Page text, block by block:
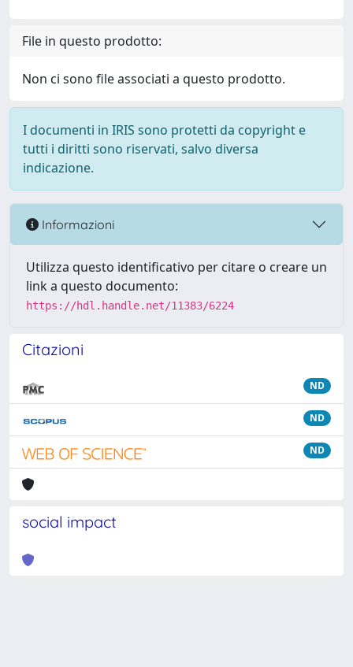
File in questo prodotto:
Non ci sono file associati a questo prodotto.
I documenti in IRIS sono protetti da copyright e
tutti i diritti sono riservati, salvo diversa
indicazione.
Informazioni
Utilizza questo identificativo per citare o creare un
link a questo documento:
https://hdl.handle.net/11383/6224
Citazioni
ND
ND
ND
social impact